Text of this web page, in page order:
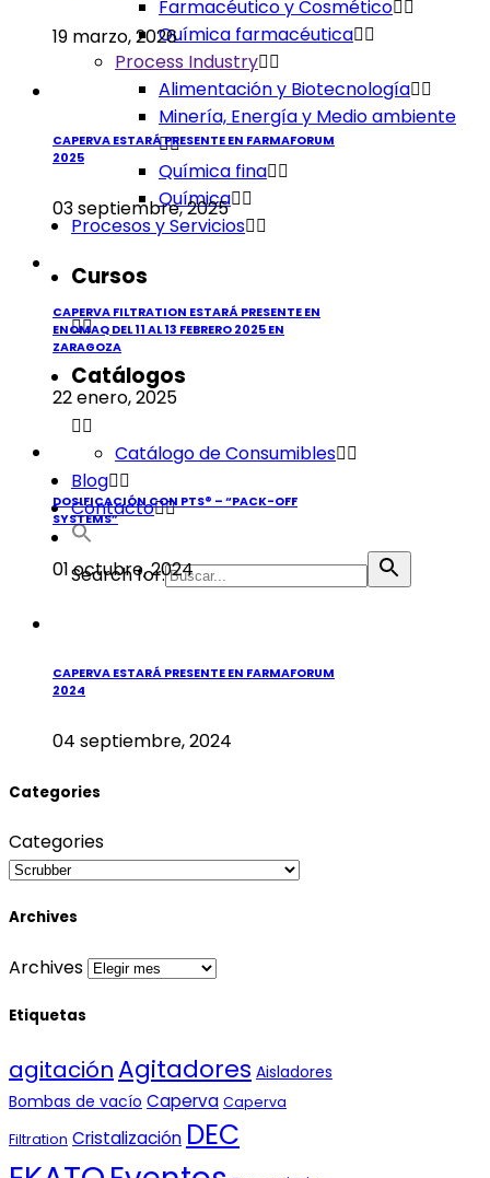
Farmacéutico y Cosmético
Química farmacéutica
Process Industry
Alimentación y Biotecnología
Minería, Energía y Medio ambiente
Química fina
Química
Procesos y Servicios
Cursos
Catálogos
Catálogo de Consumibles
Blog
Contacto
Search for:
19 marzo, 2026
CAPERVA ESTARÁ PRESENTE EN FARMAFORUM
2025
03 septiembre, 2025
CAPERVA FILTRATION ESTARÁ PRESENTE EN
ENOMAQ DEL 11 AL 13 FEBRERO 2025 EN
ZARAGOZA
22 enero, 2025
DOSIFICACIÓN CON PTS® – “PACK-OFF
SYSTEMS”
01 octubre, 2024
CAPERVA ESTARÁ PRESENTE EN FARMAFORUM
2024
04 septiembre, 2024
Categories
Categories
Archives
Archives
Etiquetas
agitaciónAgitadores Aisladores
Bombas de vacío Caperva Caperva
Filtration Cristalización DEC